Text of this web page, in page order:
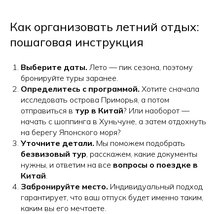
Как организовать летний отдых:
пошаговая инструкция
Выберите даты. Лето — пик сезона, поэтому
бронируйте туры заранее.
Определитесь с программой. Хотите сначала
исследовать острова Приморья, а потом
отправиться в тур в Китай? Или наоборот —
начать с шоппинга в Хуньчуне, а затем отдохнуть
на берегу Японского моря?
Уточните детали. Мы поможем подобрать
безвизовый тур, расскажем, какие документы
нужны, и ответим на все вопросы о поездке в
Китай.
Забронируйте место. Индивидуальный подход
гарантирует, что ваш отпуск будет именно таким,
каким вы его мечтаете.